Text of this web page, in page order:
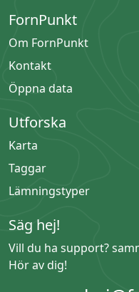
FornPunkt
Om FornPunkt
Kontakt
Öppna data
Utforska
Karta
Taggar
Lämningstyper
Säg hej!
Vill du ha support?
Hör av dig!